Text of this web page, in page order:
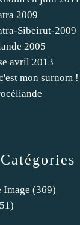
Catégories
Image (369)
2009
Sibeirut-2009
2005
avril 2013
mon surnom !